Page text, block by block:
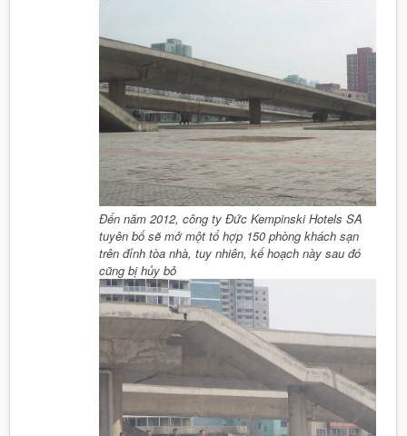
Đến năm 2012, công ty Đức Kempinski Hotels SA
tuyên bố sẽ mở một tổ hợp 150 phòng khách sạn
trên đỉnh tòa nhà, tuy nhiên, kế hoạch này sau đó
cũng bị hủy bỏ